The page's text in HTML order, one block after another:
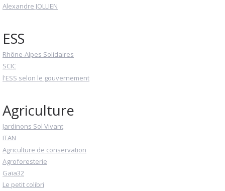
Alexandre JOLLIEN
ESS
Rhône-Alpes Solidaires
SCIC
l'ESS selon le gouvernement
Agriculture
Jardinons Sol Vivant
ITAN
Agriculture de conservation
Agroforesterie
Gaïa32
Le petit colibri